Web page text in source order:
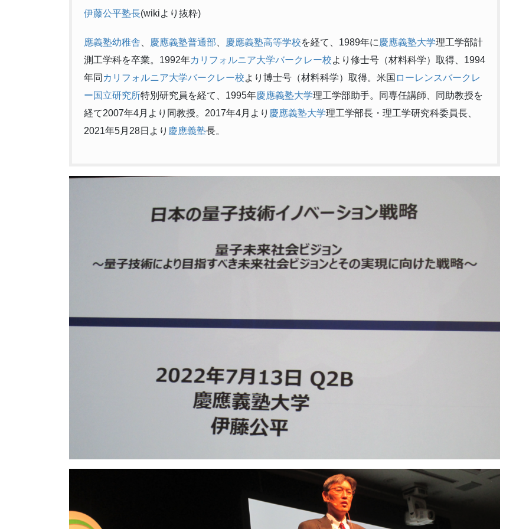
伊藤公平塾長(wikiより抜粋)
應義塾幼稚舎、 慶應義塾普通部、 慶應義塾高等学校を経て、1989年に慶應義塾大学理工学部計
測工学科を卒業。1992年カリフォルニア大学バークレー校より修士号（材料科学）取得、1994
年同 カリフォルニア大学バークレー校より博士号（材料科学）取得。米国 ローレンスバークレ
ー国立研究所特別研究員を経て、1995年慶應義塾大学理工学部助手。同専任講師、同助教授を
経て2007年4月より同教授。2017年4月より 慶應義塾大学理工学部長・理工学研究科委員長、
2021年5月28日より 慶應義塾長。